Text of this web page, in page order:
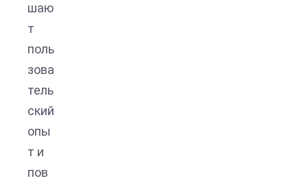
шаю
т
поль
зова
тель
ский
опы
т и
пов